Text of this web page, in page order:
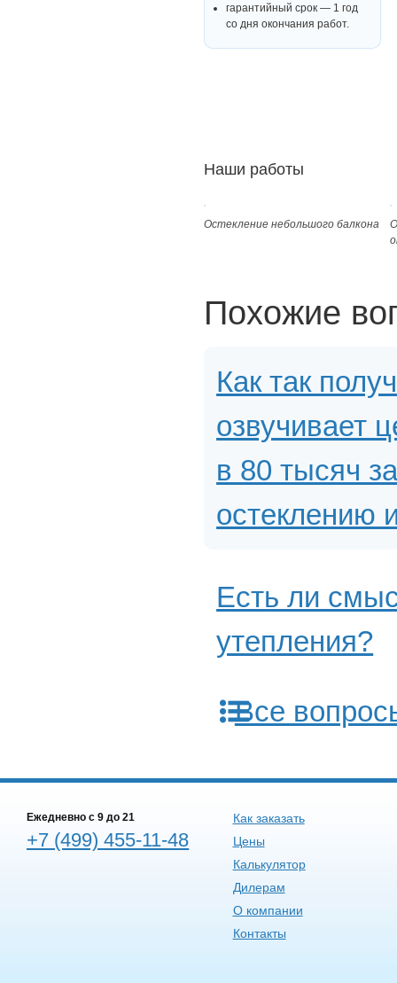
гарантийный срок — 1 год
со дня окончания работ.
Наши работы
Остекление небольшого балкона
Похожие
Как так
озвучивает
в 80 тысяч
остеклению
Есть ли
утепления?
Все
Ежедневно c 9 до 21
+7 (499) 455-11-48
Как заказать
Цены
Калькулятор
Дилерам
О компании
Контакты